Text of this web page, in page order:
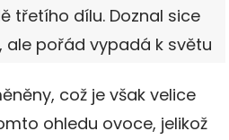
třetího dílu. Doznal sice
pořád vypadá k světu
což je však velice
ohledu ovoce, jelikož